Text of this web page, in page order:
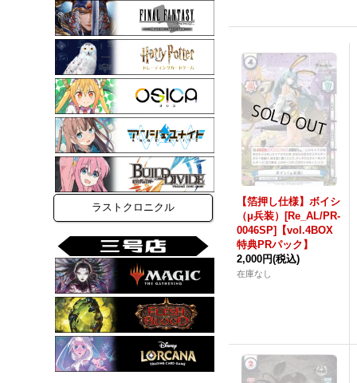
ラストクロニクル
【箔押し仕様】ボイシ
（μ兵装）[Re_AL/PR-
0046SP]【vol.4BOX
特典PRパック】
2,000円(税込)
在庫なし